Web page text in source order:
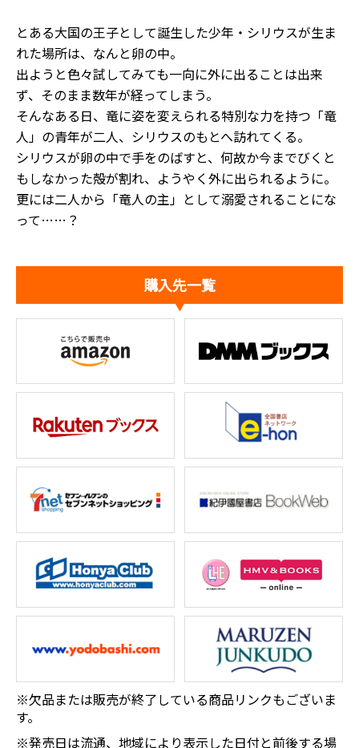
とある大国の王子として誕生した少年・シリウスが生ま
れた場所は、なんと卵の中。
出ようと色々試してみても一向に外に出ることは出来
ず、そのまま数年が経ってしまう。
そんなある日、竜に姿を変えられる特別な力を持つ「竜
人」の青年が二人、シリウスのもとへ訪れてくる。
シリウスが卵の中で手をのばすと、何故か今までびくと
もしなかった殻が割れ、ようやく外に出られるように。
更には二人から「竜人の主」として溺愛されることにな
って……？
購入先一覧
※欠品または販売が終了している商品リンクもございま
す。
※発売日は流通、地域により表示した日付と前後する場